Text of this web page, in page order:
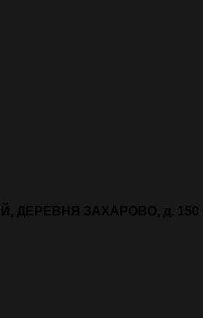
ЭСТЭЙТ"
ДЕРЕВНЯ ЗАХАРОВО, д. 150